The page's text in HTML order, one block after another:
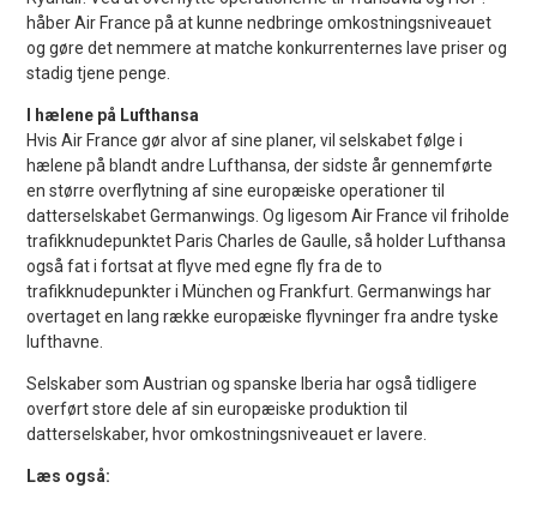
håber Air France på at kunne nedbringe omkostningsniveauet
og gøre det nemmere at matche konkurrenternes lave priser og
stadig tjene penge.
I hælene på Lufthansa
Hvis Air France gør alvor af sine planer, vil selskabet følge i
hælene på blandt andre Lufthansa, der sidste år gennemførte
en større overflytning af sine europæiske operationer til
datterselskabet Germanwings. Og ligesom Air France vil friholde
trafikknudepunktet Paris Charles de Gaulle, så holder Lufthansa
også fat i fortsat at flyve med egne fly fra de to
trafikknudepunkter i München og Frankfurt. Germanwings har
overtaget en lang række europæiske flyvninger fra andre tyske
lufthavne.
Selskaber som Austrian og spanske Iberia har også tidligere
overført store dele af sin europæiske produktion til
datterselskaber, hvor omkostningsniveauet er lavere.
Læs også: